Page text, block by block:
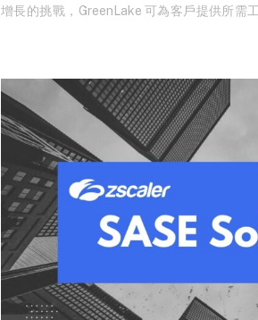
增長的挑戰，GreenLake 可為客戶提供所需